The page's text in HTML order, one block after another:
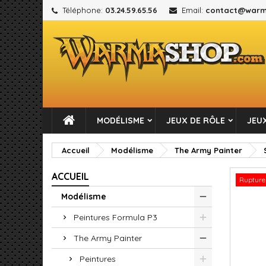
Téléphone: 03.24.59.65.56 Email:
MODÉLISME JEUX DE RÔLE
Accueil Modélisme The Army Painter
ACCUEIL
Modélisme
Peintures Formula P3
The Army Painter
Peintures
add_circle_outline